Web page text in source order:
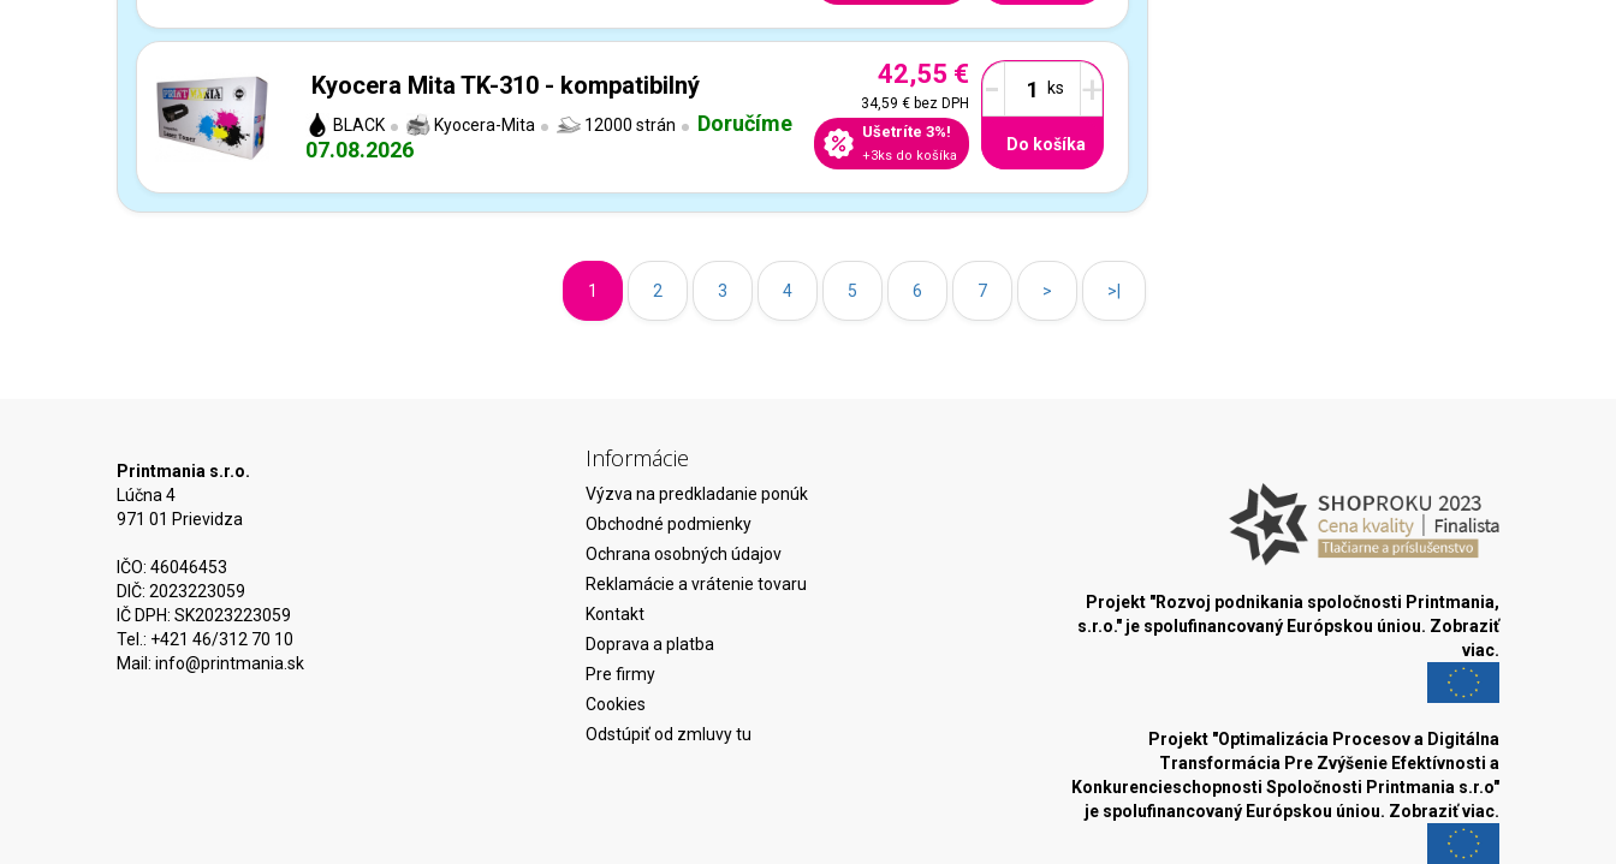
Kyocera Mita TK-310 - kompatibilný
BLACK Kyocera-Mita 12000 strán
Doručíme
07.08.2026
42,55 €
34,59 €bez DPH
Ušetríte 3%!
+3ks do košíka
- +
Do košíka
1 2 3 4 5 6 7 > >|
Printmania s.r.o.
Lúčna 4
971 01 Prievidza
IČO: 46046453
DIČ: 2023223059
IČ DPH: SK2023223059
Tel.: +421 46/312 70 10
Mail: info@printmania.sk
Informácie
Výzva na predkladanie ponúk
Obchodné podmienky
Ochrana osobných údajov
Reklamácie a vrátenie tovaru
Kontakt
Doprava a platba
Pre firmy
Cookies
Odstúpiť od zmluvy tu
Projekt "Rozvoj podnikania spoločnosti Printmania,
s.r.o." je spolufinancovaný Európskou úniou. Zobraziť
viac.
Projekt "Optimalizácia Procesov a Digitálna
Transformácia Pre Zvýšenie Efektívnosti a
Konkurencieschopnosti Spoločnosti Printmania s.r.o"
je spolufinancovaný Európskou úniou. Zobraziť viac.